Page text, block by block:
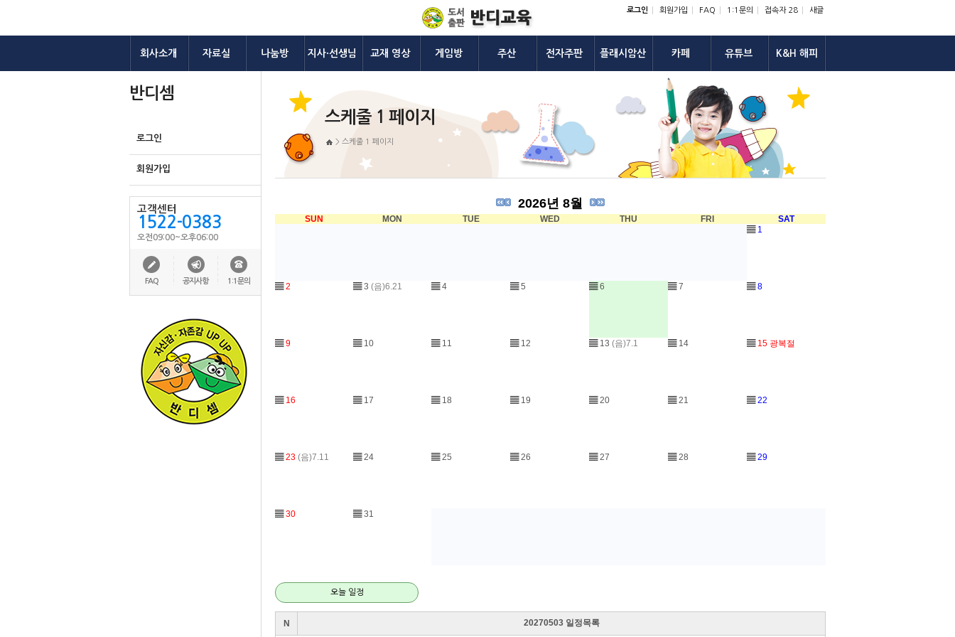
로그인 회원가입 FAQ 1:1문의 접속자 28 새글
회사소개 자료실 나눔방 지사·선생님 교재 영상 게임방 주산 전자주판 플래시암산 카페 유튜브 K&H 해피
반디셈
로그인
회원가입
고객센터
1522-0383
오전09:00~오후06:00
FAQ 공지사항 1:1문의
스케줄 1 페이지
> 스케줄 1 페이지
2026년 8월
SUN MON TUE WED THU FRI
SAT
▤ 1
▤ 2 ▤ 3 (음)6.21 ▤ 4 ▤ 5 ▤ 6 ▤ 7 ▤ 8
▤ 9 ▤ 10 ▤ 11 ▤ 12 ▤ 13 (음)7.1 ▤ 14 ▤ 15 광복절
▤ 16 ▤ 17 ▤ 18 ▤ 19 ▤ 20 ▤ 21 ▤ 22
▤ 23 (음)7.11 ▤ 24 ▤ 25 ▤ 26 ▤ 27 ▤ 28 ▤ 29
▤ 30 ▤ 31
오늘 일정
N 20270503 일정목록